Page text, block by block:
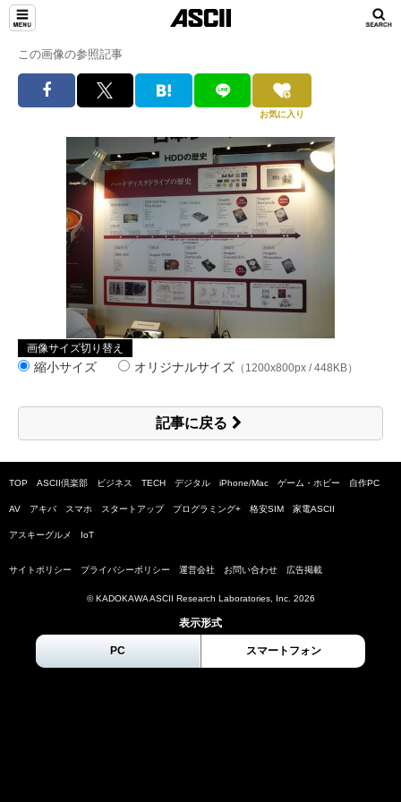
この画像の参照記事
お気に入り
画像サイズ切り替え
縮小サイズ オリジナルサイズ （1200x800px / 448KB）
記事に戻る
TOP ASCII倶楽部 ビジネス TECH デジタル iPhone/Mac ゲーム・ホビー 自作PC
AV アキバ スマホ スタートアップ プログラミング+ 格安SIM 家電ASCII
アスキーグルメ IoT
サイトポリシー プライバシーポリシー 運営会社 お問い合わせ 広告掲載
© KADOKAWA ASCII Research Laboratories, Inc. 2026
表示形式
PC スマートフォン